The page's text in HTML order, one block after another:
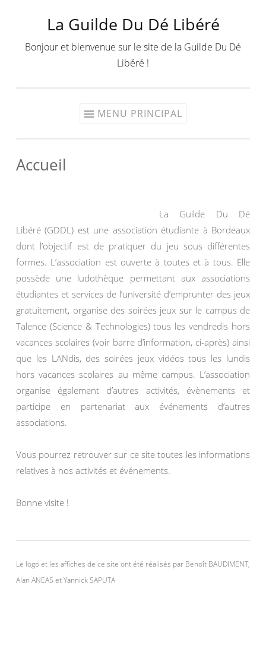
contenu
La Guilde Du Dé Libéré
Bonjour et bienvenue sur le site de la Guilde Du Dé
Libéré !
MENU PRINCIPAL
Accueil
La Guilde Du Dé
Libéré (GDDL) est une association étudiante à Bordeaux
dont l’objectif est de pratiquer du jeu sous différentes
formes. L’association est ouverte à toutes et à tous. Elle
possède une ludothèque permettant aux associations
étudiantes et services de l’université d’emprunter des jeux
gratuitement, organise des soirées jeux sur le campus de
Talence (Science & Technologies) tous les vendredis hors
vacances scolaires (voir barre d’information, ci-après) ainsi
que les LANdis, des soirées jeux vidéos tous les lundis
hors vacances scolaires au même campus. L’association
organise également d’autres activités, évènements et
participe en partenariat aux événements d’autres
associations.
Vous pourrez retrouver sur ce site toutes les informations
relatives à nos activités et événements.
Bonne visite !
Le logo et les affiches de ce site ont été réalisés par Benoît BAUDIMENT,
Alan ANEAS et Yannick SAPUTA